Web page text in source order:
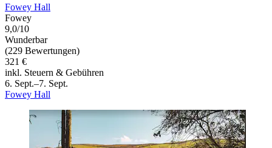
Fowey Hall
Fowey
9,0/10
Wunderbar
(229 Bewertungen)
321 €
inkl. Steuern & Gebühren
6. Sept.–7. Sept.
Fowey Hall